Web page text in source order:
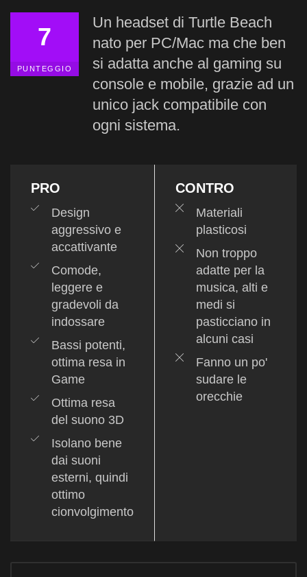
7
PUNTEGGIO
Un headset di Turtle Beach
nato per PC/Mac ma che ben
si adatta anche al gaming su
console e mobile, grazie ad un
unico jack compatibile con
ogni sistema.
PRO
Design
aggressivo e
accattivante
Comode,
leggere e
gradevoli da
indossare
Bassi potenti,
ottima resa in
Game
Ottima resa
del suono 3D
Isolano bene
dai suoni
esterni, quindi
ottimo
cionvolgimento
CONTRO
Materiali
plasticosi
Non troppo
adatte per la
musica, alti e
medi si
pasticciano in
alcuni casi
Fanno un po'
sudare le
orecchie